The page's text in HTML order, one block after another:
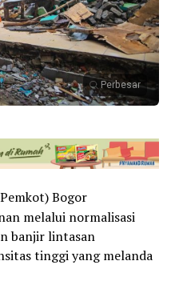
Perbesar
Bogor
melalui normalisasi
banjir lintasan
tinggi yang melanda